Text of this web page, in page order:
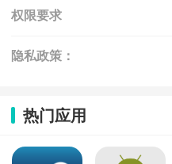
权限要求
隐私政策：
热门应用